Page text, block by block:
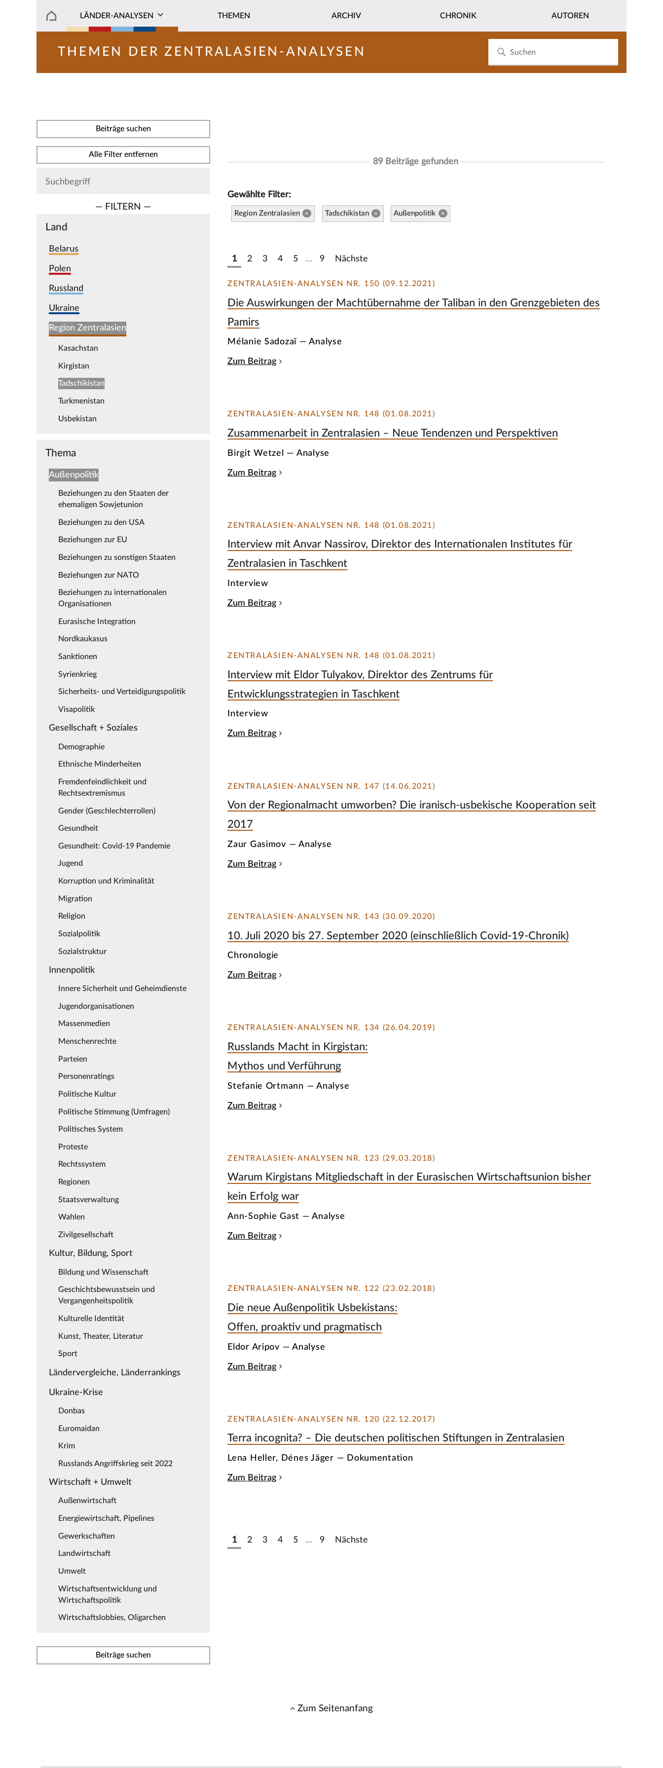
LÄNDER-ANALYSEN THEMEN ARCHIV CHRONIK AUTOREN
THEMEN DER ZENTRALASIEN-ANALYSEN
Beiträge suchen
Alle Filter entfernen
— FILTERN —
Land
Belarus
Polen
Russland
Ukraine
Region Zentralasien
Kasachstan
Kirgistan
Tadschikistan
Turkmenistan
Usbekistan
Thema
Außenpolitik
Beziehungen zu den Staaten der
ehemaligen Sowjetunion
Beziehungen zu den USA
Beziehungen zur EU
Beziehungen zu sonstigen Staaten
Beziehungen zur NATO
Beziehungen zu internationalen
Organisationen
Eurasische Integration
Nordkaukasus
Sanktionen
Syrienkrieg
Sicherheits- und Verteidigungspolitik
Visapolitik
Gesellschaft + Soziales
Demographie
Ethnische Minderheiten
Fremdenfeindlichkeit und
Rechtsextremismus
Gender (Geschlechterrollen)
Gesundheit
Gesundheit: Covid-19 Pandemie
Jugend
Korruption und Kriminalität
Migration
Religion
Sozialpolitik
Sozialstruktur
Innenpolitik
Innere Sicherheit und Geheimdienste
Jugendorganisationen
Massenmedien
Menschenrechte
Parteien
Personenratings
Politische Kultur
Politische Stimmung (Umfragen)
Politisches System
Proteste
Rechtssystem
Regionen
Staatsverwaltung
Wahlen
Zivilgesellschaft
Kultur, Bildung, Sport
Bildung und Wissenschaft
Geschichtsbewusstsein und
Vergangenheitspolitik
Kulturelle Identität
Kunst, Theater, Literatur
Sport
Ländervergleiche, Länderrankings
Ukraine-Krise
Donbas
Euromaidan
Krim
Russlands Angriffskrieg seit 2022
Wirtschaft + Umwelt
Außenwirtschaft
Energiewirtschaft, Pipelines
Gewerkschaften
Landwirtschaft
Umwelt
Wirtschaftsentwicklung und
Wirtschaftspolitik
Wirtschaftslobbies, Oligarchen
Beiträge suchen
89 Beiträge gefunden
Gewählte Filter:
Region Zentralasien × Tadschikistan × Außenpolitik ×
1 2 3 4 5 … 9 Nächste
ZENTRALASIEN-ANALYSEN NR. 150 (09.12.2021)
Die Auswirkungen der Machtübernahme der Taliban in den Grenzgebieten des
Pamirs
Mélanie Sadozaï — Analyse
Zum Beitrag
ZENTRALASIEN-ANALYSEN NR. 148 (01.08.2021)
Zusammenarbeit in Zentralasien – Neue Tendenzen und Perspektiven
Birgit Wetzel — Analyse
Zum Beitrag
ZENTRALASIEN-ANALYSEN NR. 148 (01.08.2021)
Interview mit Anvar Nassirov, Direktor des Internationalen Institutes für
Zentralasien in Taschkent
Interview
Zum Beitrag
ZENTRALASIEN-ANALYSEN NR. 148 (01.08.2021)
Interview mit Eldor Tulyakov, Direktor des Zentrums für
Entwicklungsstrategien in Taschkent
Interview
Zum Beitrag
ZENTRALASIEN-ANALYSEN NR. 147 (14.06.2021)
Von der Regionalmacht umworben? Die iranisch-usbekische Kooperation seit
2017
Zaur Gasimov — Analyse
Zum Beitrag
ZENTRALASIEN-ANALYSEN NR. 143 (30.09.2020)
10. Juli 2020 bis 27. September 2020 (einschließlich Covid-19-Chronik)
Chronologie
Zum Beitrag
ZENTRALASIEN-ANALYSEN NR. 134 (26.04.2019)
Russlands Macht in Kirgistan:
Mythos und Verführung
Stefanie Ortmann — Analyse
Zum Beitrag
ZENTRALASIEN-ANALYSEN NR. 123 (29.03.2018)
Warum Kirgistans Mitgliedschaft in der Eurasischen Wirtschaftsunion bisher
kein Erfolg war
Ann-Sophie Gast — Analyse
Zum Beitrag
ZENTRALASIEN-ANALYSEN NR. 122 (23.02.2018)
Die neue Außenpolitik Usbekistans:
Offen, proaktiv und pragmatisch
Eldor Aripov — Analyse
Zum Beitrag
ZENTRALASIEN-ANALYSEN NR. 120 (22.12.2017)
Terra incognita? – Die deutschen politischen Stiftungen in Zentralasien
Lena Heller, Dénes Jäger — Dokumentation
Zum Beitrag
1 2 3 4 5 … 9 Nächste
Zum Seitenanfang